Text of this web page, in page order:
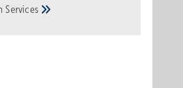
Services